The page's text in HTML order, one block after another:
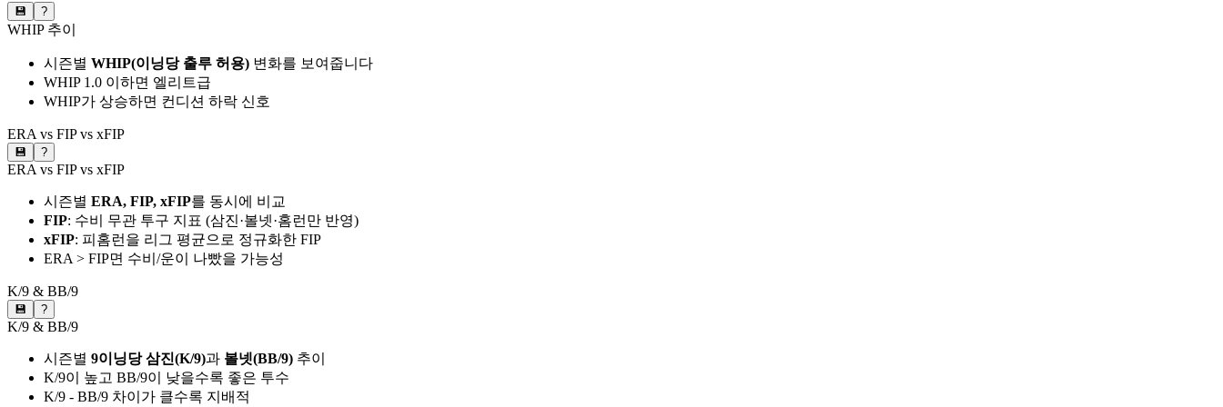
💾 ?
WHIP 추이
시즌별 WHIP(이닝당 출루 허용) 변화를 보여줍니다
WHIP 1.0 이하면 엘리트급
WHIP가 상승하면 컨디션 하락 신호
ERA vs FIP vs xFIP
💾 ?
ERA vs FIP vs xFIP
시즌별 ERA, FIP, xFIP를 동시에 비교
FIP: 수비 무관 투구 지표 (삼진·볼넷·홈런만 반영)
xFIP: 피홈런을 리그 평균으로 정규화한 FIP
ERA > FIP면 수비/운이 나빴을 가능성
K/9 & BB/9
💾 ?
K/9 & BB/9
시즌별 9이닝당 삼진(K/9)과 볼넷(BB/9) 추이
K/9이 높고 BB/9이 낮을수록 좋은 투수
K/9 - BB/9 차이가 클수록 지배적